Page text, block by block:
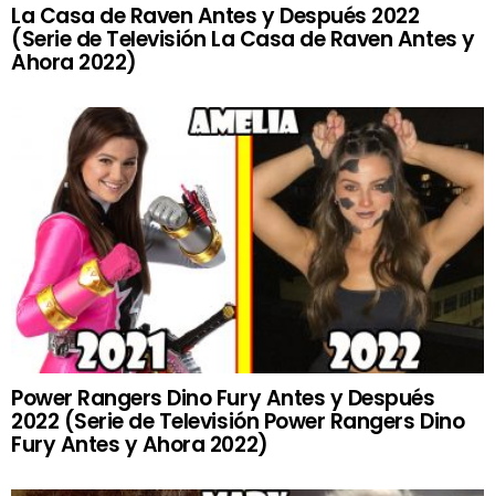
La Casa de Raven Antes y Después 2022
(Serie de Televisión La Casa de Raven Antes y
Ahora 2022)
Power Rangers Dino Fury Antes y Después
2022 (Serie de Televisión Power Rangers Dino
Fury Antes y Ahora 2022)